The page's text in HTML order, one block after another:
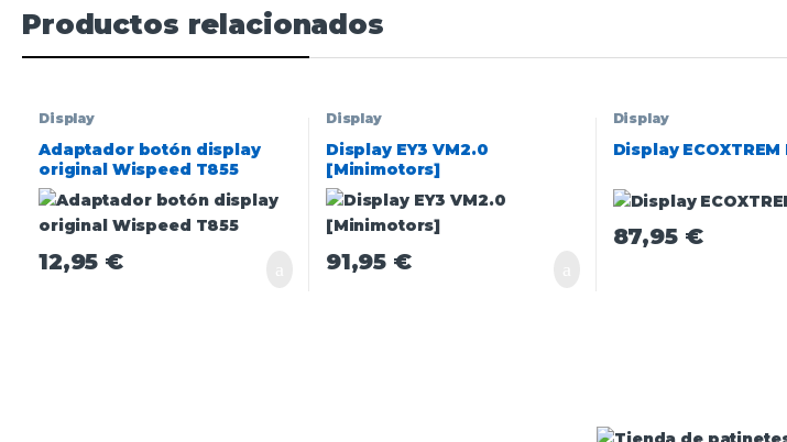
Productos relacionados
Display
Adaptador botón display
original Wispeed T855
12,95 €
Display
Display EY3 VM2.0
[Minimotors]
91,95 €
Display
Display ECOXTREM
87,95 €